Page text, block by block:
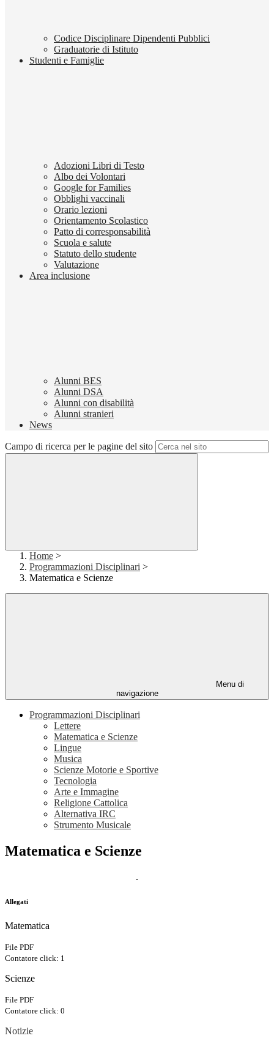
Codice Disciplinare Dipendenti Pubblici
Graduatorie di Istituto
Studenti e Famiglie
Adozioni Libri di Testo
Albo dei Volontari
Google for Families
Obblighi vaccinali
Orario lezioni
Orientamento Scolastico
Patto di corresponsabilità
Scuola e salute
Statuto dello studente
Valutazione
Area inclusione
Alunni BES
Alunni DSA
Alunni con disabilità
Alunni stranieri
News
Campo di ricerca per le pagine del sito
Home >
Programmazioni Disciplinari >
Matematica e Scienze
Menu di
navigazione
Programmazioni Disciplinari
Lettere
Matematica e Scienze
Lingue
Musica
Scienze Motorie e Sportive
Tecnologia
Arte e Immagine
Religione Cattolica
Alternativa IRC
Strumento Musicale
Matematica e Scienze
.
Allegati
Matematica
File PDF
Contatore click: 1
Scienze
File PDF
Contatore click: 0
Notizie